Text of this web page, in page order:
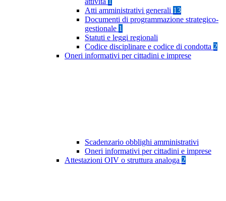
Atti amministrativi generali 13
Documenti di programmazione strategico-
gestionale 1
Statuti e leggi regionali
Codice disciplinare e codice di condotta 2
Oneri informativi per cittadini e imprese
Scadenzario obblighi amministrativi
Oneri informativi per cittadini e imprese
Attestazioni OIV o struttura analoga 2